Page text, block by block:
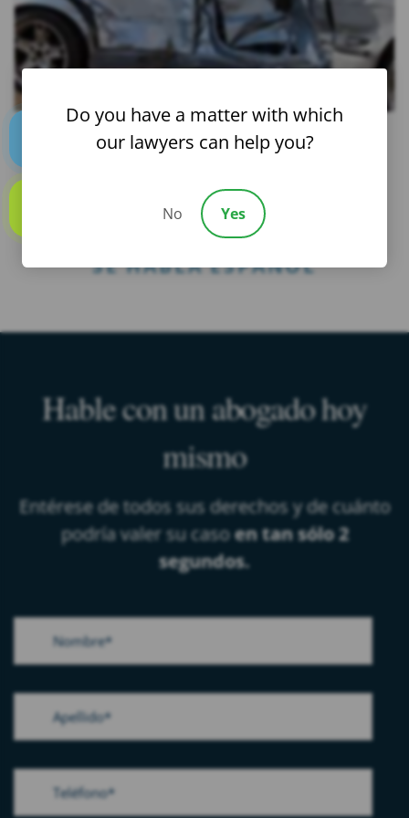
¿NECESITAS AYUDA? CONTÁCTENOS
24/7
(954) 476-1000
SE HABLA ESPAÑOL
Hable con un abogado hoy
mismo
Entérese de todos sus derechos y de cuánto
podría valer su casoen tan sólo 2
segundos.
Do you have a matter with which
our lawyers can help you?
No Yes